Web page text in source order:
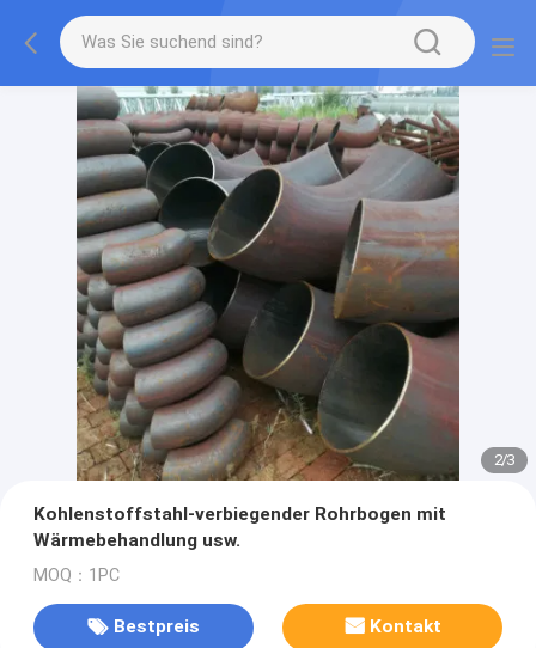
2/3
Kohlenstoffstahl-verbiegender Rohrbogen mit
Wärmebehandlung usw.
MOQ：1PC
Bestpreis Kontakt